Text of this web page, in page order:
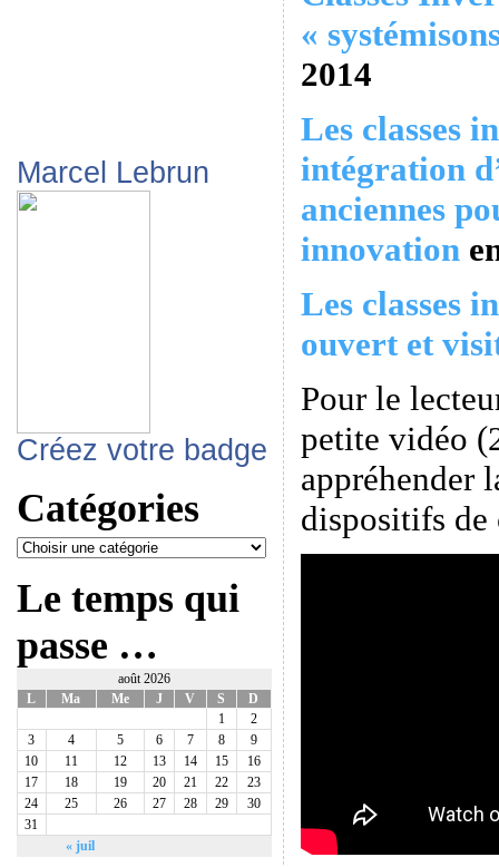
Marcel Lebrun
Créez votre badge
Catégories
Le temps qui
passe …
août 2026
L
Ma Me J V S D
« juil
1
2
3
4 5 6 7 8
9
10
11 12 13 14 15
16
17
18 19 20 21 22
23
24
25 26 27 28 29
30
31
«
2014
Les classes
intégration
anciennes
innovation
Les classes
ouvert et
Pour le
petite vidéo
appréhender
dispositifs de